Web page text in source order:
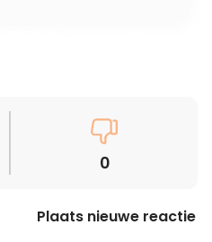
0
Plaats nieuwe reactie